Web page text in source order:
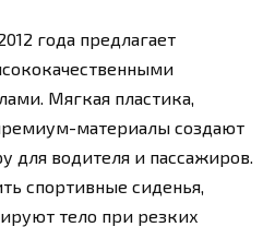
года предлагает
Мягкая пластика,
материалы создают
для водителя и пассажиров.
спортивные сиденья,
тело при резких